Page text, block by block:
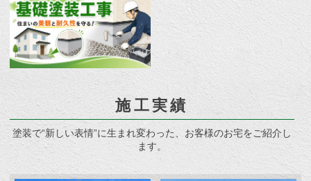
施工実績
塗装で“新しい表情”に生まれ変わった、お客様のお宅をご紹介し
ます。